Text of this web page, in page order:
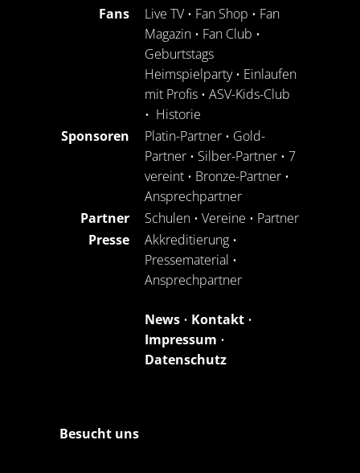
Fans
Live TV • Fan Shop • Fan
Magazin • Fan Club •
Geburtstags
Heimspielparty• Einlaufen
mit Profis • ASV-Kids-Club
• Historie
Sponsoren
Platin-Partner • Gold-
Partner • Silber-Partner • 7
vereint • Bronze-Partner •
Ansprechpartner
Partner
Schulen • Vereine • Partner
Presse
Akkreditierung •
Pressematerial •
Ansprechpartner
News • Kontakt •
Impressum •
Datenschutz
Besucht uns